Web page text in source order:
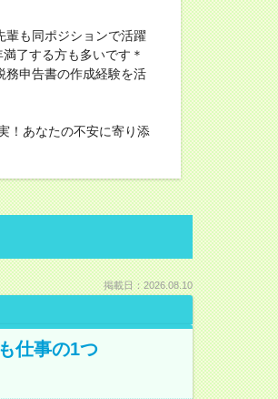
も同ポジションで活躍
了する方も多いです＊
務申告書の作成経験を活
！あなたの不安に寄り添
掲載日：2026.08.10
仕事の1つ